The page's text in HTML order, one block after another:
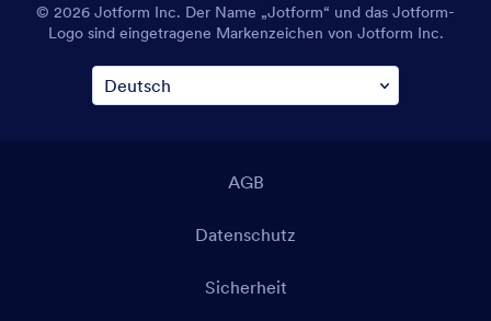
© 2026 Jotform Inc. Der Name „Jotform“ und das Jotform-
Logo sind eingetragene Markenzeichen von Jotform Inc.
AGB
Datenschutz
Sicherheit